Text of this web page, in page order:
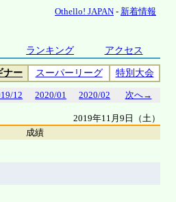
Othello! JAPAN - 新着情報
ランキング アクセス
ナー スーパーリーグ 特別大会
12 2020/01 2020/02 次へ→
2019年11月9日（土）
成績